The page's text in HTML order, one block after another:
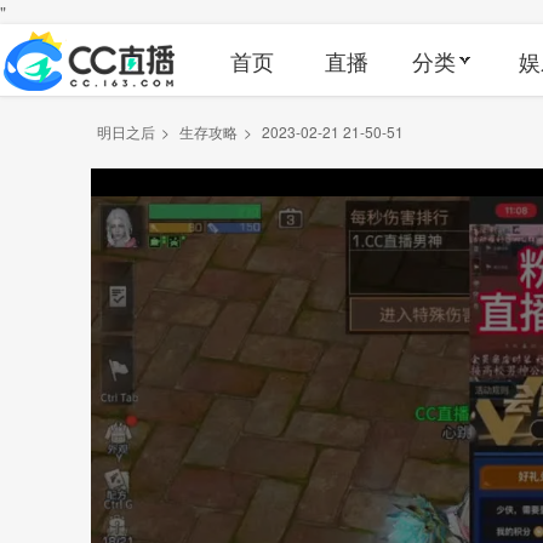
"
首页 直播 分类
明日之后 > 生存攻略 > 2023-02-21 21-50-51